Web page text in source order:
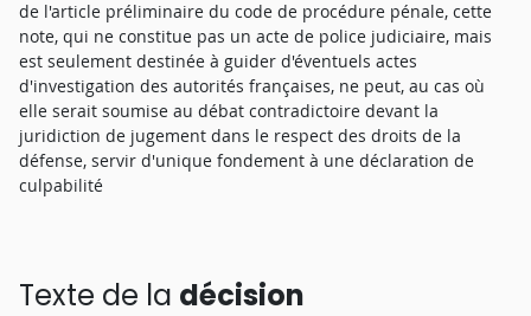
de l'article préliminaire du code de procédure pénale, cette
note, qui ne constitue pas un acte de police judiciaire, mais
est seulement destinée à guider d'éventuels actes
d'investigation des autorités françaises, ne peut, au cas où
elle serait soumise au débat contradictoire devant la
juridiction de jugement dans le respect des droits de la
défense, servir d'unique fondement à une déclaration de
culpabilité
Texte de la décision